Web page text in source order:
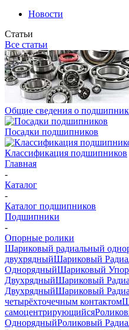
Новости
Статьи
Все статьи
Общие сведения о
Посадки подшипников
Классификация подшипников
Главная
-
Каталог
-
Каталог подшипников
Подшипники
-
Опорные ролики
Шариковый радиальный
двухрядныйШариковый
ОднорядныйШариковый
ДвухрядныйШариковый
ДвухрядныйШариковый
четырёхточечным контактом
самоцентрирующийся
ОднорядныйРоликовый